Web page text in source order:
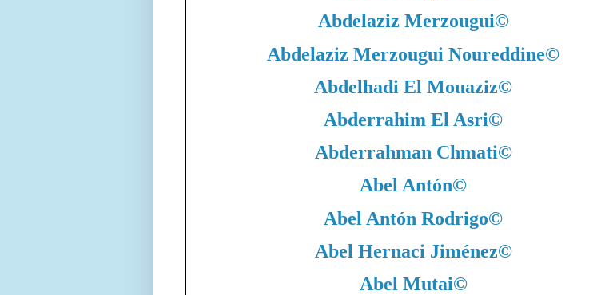
Abdelaziz Merzougui©
Abdelaziz Merzougui Noureddine©
Abdelhadi El Mouaziz©
Abderrahim El Asri©
Abderrahman Chmati©
Abel Antón©
Abel Antón Rodrigo©
Abel Hernaci Jiménez©
Abel Mutai©